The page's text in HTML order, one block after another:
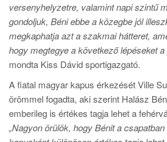
versenyhelyzetre, valamint napi szintű
gondoljuk, Béni ebbe a közegbe jól
megkaphatja azt a szakmai hátteret,
hogy megtegye a következő lépéseket a
mondta Kiss Dávid sportigazgató.
A fiatal magyar kapus érkezését Ville
örömmel fogadta, aki szerint Halász
emberileg is értékes tagja lehet a
„Nagyon örülök, hogy Bénit a